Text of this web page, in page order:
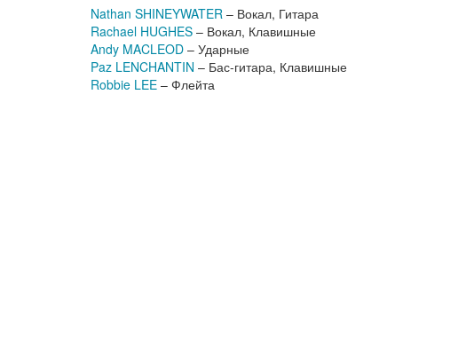
Nathan SHINEYWATER – Вокал, Гитара
Rachael HUGHES – Вокал, Клавишные
Andy MACLEOD – Ударные
Paz LENCHANTIN – Бас-гитара, Клавишные
Robbie LEE – Флейта